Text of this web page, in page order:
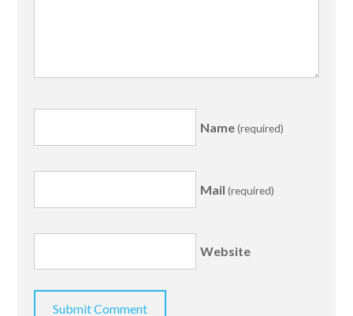
Name(required)
Mail (required)
Website